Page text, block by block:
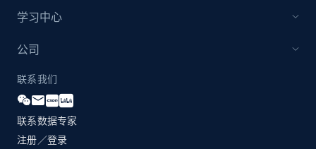
Amazon products global dataset - Collects
products by specific category URL
Title, Seller name, Brand, Description, Initial
学习中心
公司
联系我们
联系数据专家
注册／登录